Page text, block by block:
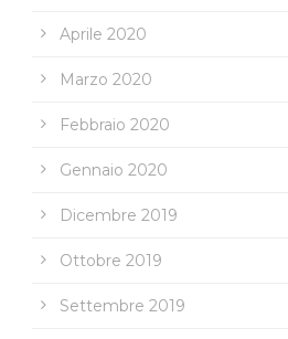
Aprile 2020
Marzo 2020
Febbraio 2020
Gennaio 2020
Dicembre 2019
Ottobre 2019
Settembre 2019